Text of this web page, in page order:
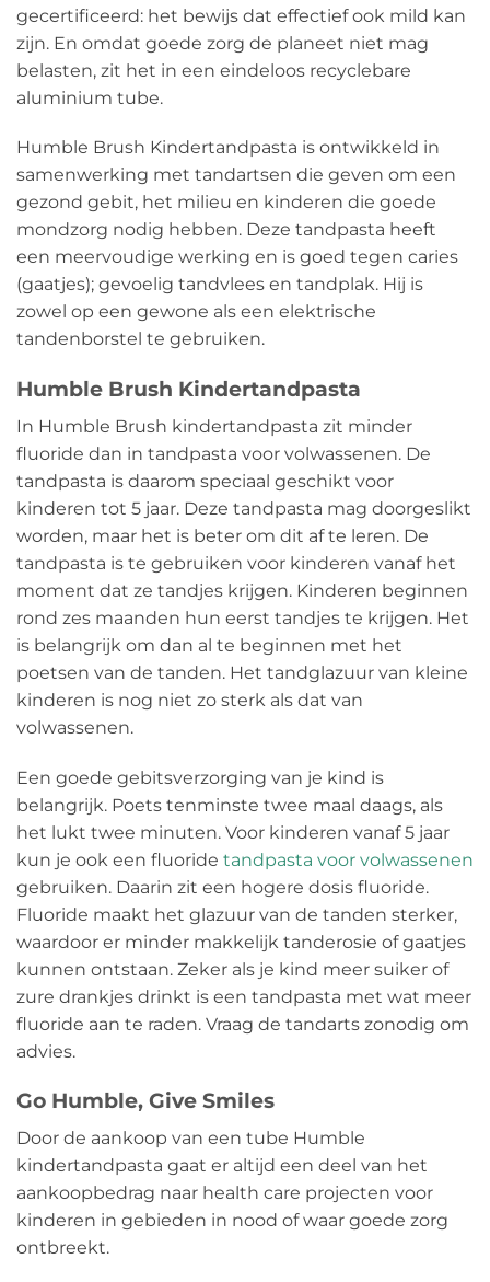
gecertificeerd: het bewijs dat effectief ook mild kan
zijn. En omdat goede zorg de planeet niet mag
belasten, zit het in een eindeloos recyclebare
aluminium tube.
Humble Brush Kindertandpasta is ontwikkeld in
samenwerking met tandartsen die geven om een
gezond gebit, het milieu en kinderen die goede
mondzorg nodig hebben. Deze tandpasta heeft
een meervoudige werking en is goed tegen caries
(gaatjes); gevoelig tandvlees en tandplak. Hij is
zowel op een gewone als een elektrische
tandenborstel te gebruiken.
Humble Brush Kindertandpasta
In Humble Brush kindertandpasta zit minder
fluoride dan in tandpasta voor volwassenen. De
tandpasta is daarom speciaal geschikt voor
kinderen tot 5 jaar. Deze tandpasta mag doorgeslikt
worden, maar het is beter om dit af te leren. De
tandpasta is te gebruiken voor kinderen vanaf het
moment dat ze tandjes krijgen. Kinderen beginnen
rond zes maanden hun eerst tandjes te krijgen. Het
is belangrijk om dan al te beginnen met het
poetsen van de tanden. Het tandglazuur van kleine
kinderen is nog niet zo sterk als dat van
volwassenen.
Een goede gebitsverzorging van je kind is
belangrijk. Poets tenminste twee maal daags, als
het lukt twee minuten. Voor kinderen vanaf 5 jaar
kun je ook een fluoride tandpasta voor volwassenen
gebruiken. Daarin zit een hogere dosis fluoride.
Fluoride maakt het glazuur van de tanden sterker,
waardoor er minder makkelijk tanderosie of gaatjes
kunnen ontstaan. Zeker als je kind meer suiker of
zure drankjes drinkt is een tandpasta met wat meer
fluoride aan te raden. Vraag de tandarts zonodig om
advies.
Go Humble, Give Smiles
Door de aankoop van een tube Humble
kindertandpasta gaat er altijd een deel van het
aankoopbedrag naar health care projecten voor
kinderen in gebieden in nood of waar goede zorg
ontbreekt.